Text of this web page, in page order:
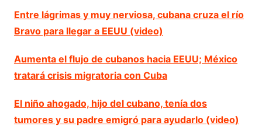
Entre lágrimas y muy nerviosa, cubana cruza el río
Bravo para llegar a EEUU (video)
Aumenta el flujo de cubanos hacia EEUU; México
tratará crisis migratoria con Cuba
El niño ahogado, hijo del cubano, tenía dos
tumores y su padre emigró para ayudarlo (video)